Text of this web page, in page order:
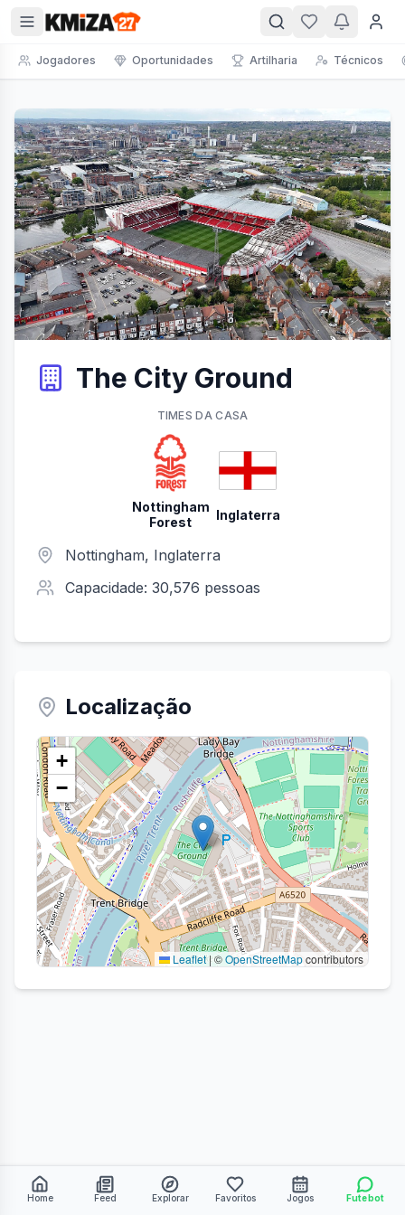
Jogadores Oportunidades Artilharia Técnicos
The City Ground
Nottingham, Inglaterra
Capacidade: 30,576 pessoas
TIMES DA CASA
Nottingham
Forest
Inglaterra
Localização
+
−
Leaflet |©OpenStreetMapcontributors
Home Feed Explorar Favoritos Jogos Futebot